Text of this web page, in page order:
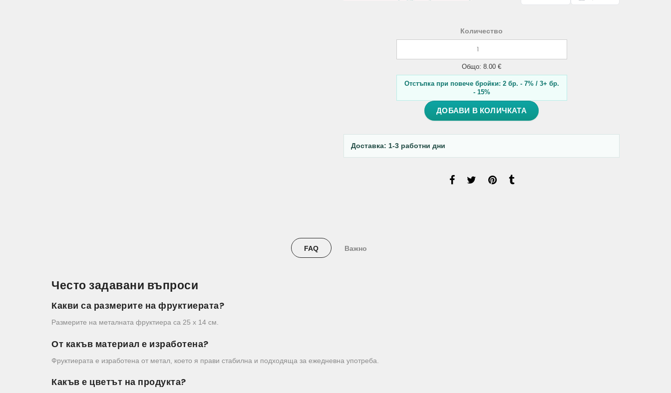
Количество
Общо: 8.00 €
Отстъпка при повече бройки: 2 бр. - 7% / 3+ бр.
- 15%
ДОБАВИ В КОЛИЧКАТА
Доставка: 1-3 работни дни
FAQ Важно
Често задавани въпроси
Какви са размерите на фруктиерата?
Размерите на металната фруктиера са 25 x 14 см.
От какъв материал е изработена?
Фруктиерата е изработена от метал, което я прави стабилна и подходяща за ежедневна употреба.
Какъв е цветът на продукта?